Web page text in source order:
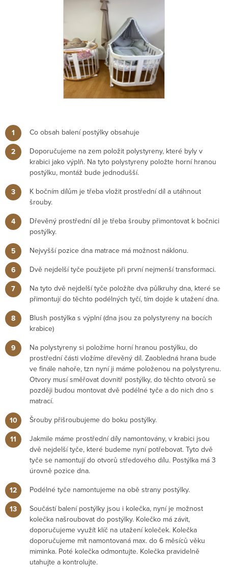
Co obsah balení postýlky obsahuje
Doporučujeme na zem položit polystyreny, které byly v
krabici jako výplň. Na tyto polystyreny položte horní hranou
postýlku, montáž bude jednodušší.
K bočním dílům je třeba vložit prostřední díl a utáhnout
šrouby.
Dřevěný prostřední díl je třeba šrouby přimontovat k bočnici
postýlky.
Nejvyšší pozice dna matrace má možnost náklonu.
Dvě nejdelší tyče použijete při první nejmenší transformaci.
Na tyto dvě nejdelší tyče položíte dva půlkruhy dna, které se
přimontují do těchto podélných tyčí, tím dojde k utažení dna.
Blush postýlka s výplní (dna jsou za polystyreny na bocích
krabice)
Na polystyreny si položíme horní hranou postýlku, do
prostřední části vložíme dřevěný díl. Zaobledná hrana bude
ve finále nahoře, tzn nyní ji máme položenou na polystyrenu.
Otvory musí směřovat dovnitř postýlky, do těchto otvorů se
později budou montovat dvě podélné tyče a do nich dno s
matrací.
Šrouby přišroubujeme do boku postýlky.
Jakmile máme prostřední díly namontovány, v krabici jsou
dvě nejdelší tyče, které budeme nyní potřebovat. Tyto dvě
tyče se namontují do otvorů středového dílu. Postýlka má 3
úrovně pozice dna.
Podélné tyče namontujeme na obě strany postýlky.
Součástí balení postýlky jsou i kolečka, nyní je možnost
kolečka našroubovat do postýlky. Kolečko má závit,
doporučujeme využít klíč na utažení koleček. Kolečka
doporučujeme mít namontovaná max. do 6 měsíců věku
miminka. Poté kolečka odmontujte. Kolečka pravidelně
utahujte a kontrolujte.